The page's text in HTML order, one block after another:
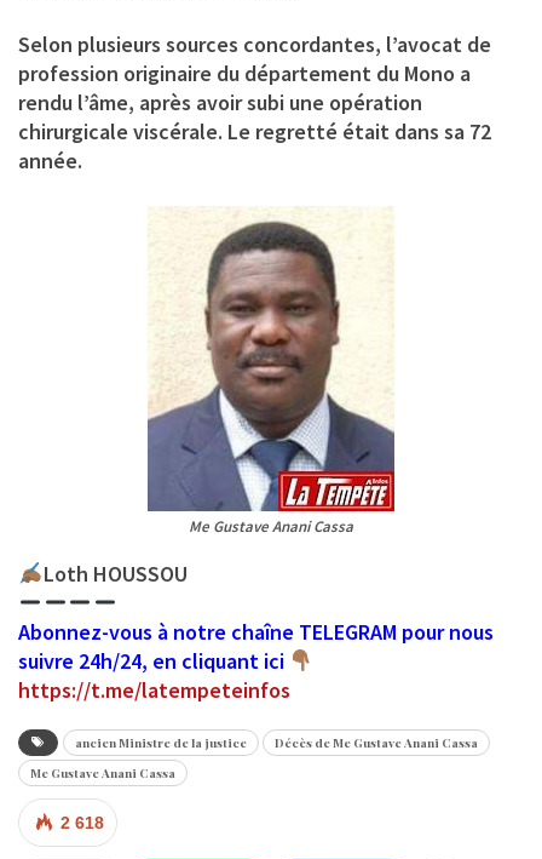
Selon plusieurs sources concordantes, l’avocat de
profession originaire du département du Mono a
rendu l’âme, après avoir subi une opération
chirurgicale viscérale. Le regretté était dans sa 72
année.
Me Gustave Anani Cassa
Loth HOUSSOU
Abonnez-vous à notre chaîne TELEGRAM pour nous
suivre 24h/24, en cliquant ici
https://t.me/latempeteinfos
ancien Ministre de la justice
Décès de Me Gustave Anani Cassa
Me Gustave Anani Cassa
2 618